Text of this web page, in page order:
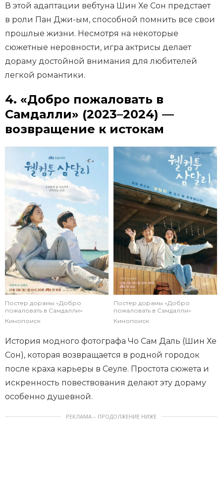
В этой адаптации вебтуна Шин Хе Сон предстает
в роли Пан Джи-ым, способной помнить все свои
прошлые жизни. Несмотря на некоторые
сюжетные неровности, игра актрисы делает
дораму достойной внимания для любителей
легкой романтики.
4. «Добро пожаловать в
Самдалли» (2023–2024) —
возвращение к истокам
Постер дорамы «Добро
пожаловать в Самдалли»
Кинопоиск
Постер дорамы «Добро
пожаловать в Самдалли»
Кинопоиск
История модного фотографа Чо Сам Даль (Шин Хе
Сон), которая возвращается в родной городок
после краха карьеры в Сеуле. Простота сюжета и
искренность повествования делают эту дораму
особенно душевной.
РЕКЛАМА – ПРОДОЛЖЕНИЕ НИЖЕ